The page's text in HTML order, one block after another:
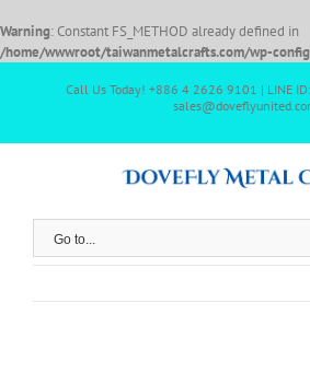
Warning: Constant FS_METHOD already defined in
/home/wwwroot/taiwanmetalcrafts.com/wp-
Call Us Today! +886 4 2626 9101 | LINE
Go to...